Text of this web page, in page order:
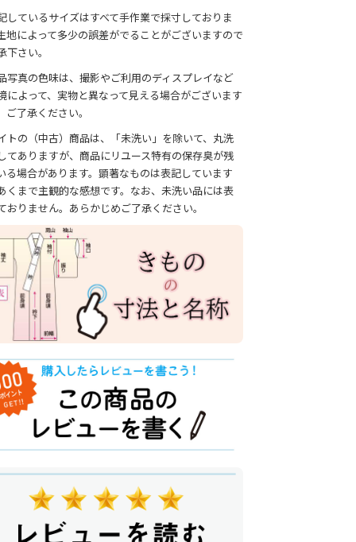
ているサイズはすべて手作業で採寸しておりま
地によって多少の誤差がでることがございますので
下さい。
写真の色味は、撮影やご利用のディスプレイなど
によって、実物と異なって見える場合がございます
ご了承ください。
トの（中古）商品は、「未洗い」を除いて、丸洗
てありますが、商品にリユース特有の保存臭が残
る場合があります。顕著なものは表記しています
くまで主観的な感想です。なお、未洗い品には表
おりません。あらかじめご了承ください。